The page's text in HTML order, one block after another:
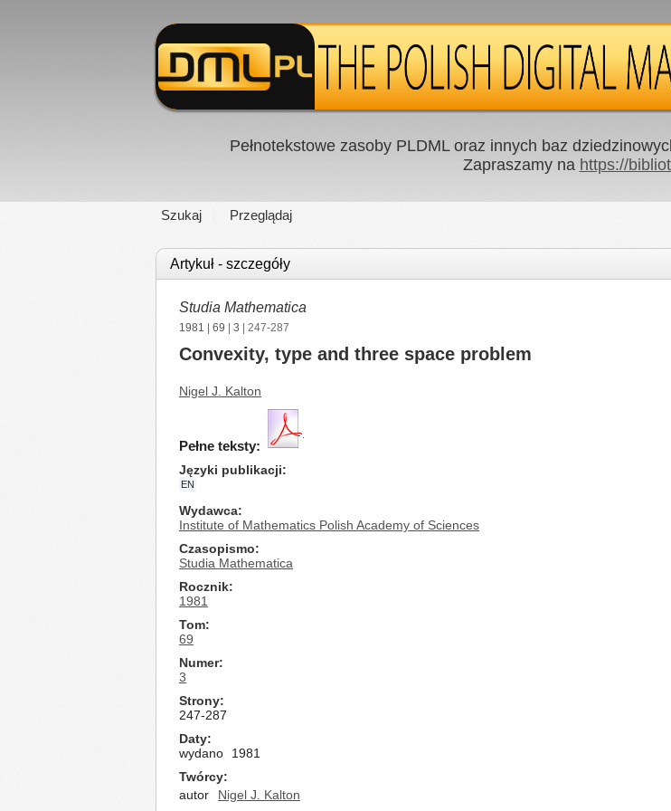
Pełnotekstowe zasoby PLDML oraz innych baz
Zapraszamy na https://
Szukaj Przeglądaj
Artykuł - szczegóły
Studia Mathematica
1981 69 3 | 247-287
Convexity, type and three space problem
Nigel J. Kalton
Pełne teksty:
Języki publikacji
EN
Wydawca
Institute of Mathematics Polish Academy of Sciences
Czasopismo
Studia Mathematica
Rocznik
1981
Tom
69
Numer
3
Strony
247-287
Daty
wydano
1981
Twórcy
autor
Nigel J. Kalton